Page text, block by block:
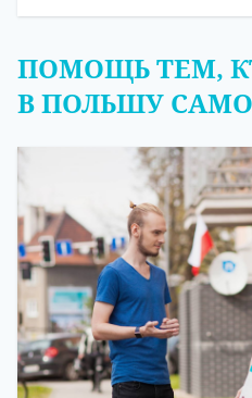
ПОМОЩЬ ТЕМ,
В ПОЛЬШУ